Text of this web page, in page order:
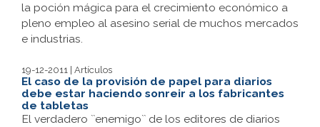
la poción mágica para el crecimiento económico a
pleno empleo al asesino serial de muchos mercados
e industrias.
19-12-2011 | Artículos
El caso de la provisión de papel para diarios
debe estar haciendo sonreir a los fabricantes
de tabletas
El verdadero ``enemigo`` de los editores de diarios